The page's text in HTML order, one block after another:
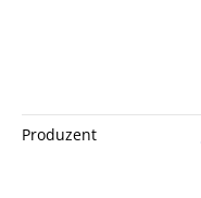
Produzent